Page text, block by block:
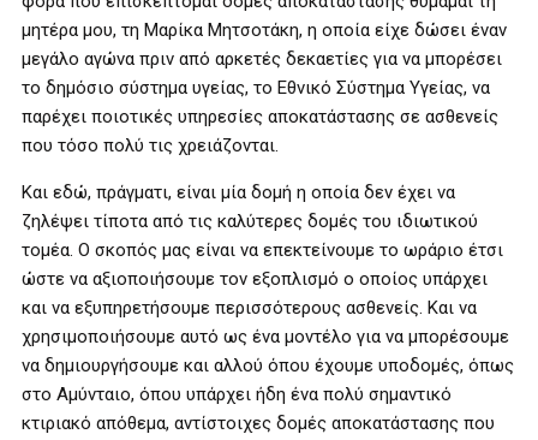
μητέρα μου, τη Μαρίκα Μητσοτάκη, η οποία είχε δώσει έναν
μεγάλο αγώνα πριν από αρκετές δεκαετίες για να μπορέσει
το δημόσιο σύστημα υγείας, το Εθνικό Σύστημα Υγείας, να
παρέχει ποιοτικές υπηρεσίες αποκατάστασης σε ασθενείς
που τόσο πολύ τις χρειάζονται.
Και εδώ, πράγματι, είναι μία δομή η οποία δεν έχει να
ζηλέψει τίποτα από τις καλύτερες δομές του ιδιωτικού
τομέα. Ο σκοπός μας είναι να επεκτείνουμε το ωράριο έτσι
ώστε να αξιοποιήσουμε τον εξοπλισμό ο οποίος υπάρχει
και να εξυπηρετήσουμε περισσότερους ασθενείς. Και να
χρησιμοποιήσουμε αυτό ως ένα μοντέλο για να μπορέσουμε
να δημιουργήσουμε και αλλού όπου έχουμε υποδομές, όπως
στο Αμύνταιο, όπου υπάρχει ήδη ένα πολύ σημαντικό
κτιριακό απόθεμα, αντίστοιχες δομές αποκατάστασης που